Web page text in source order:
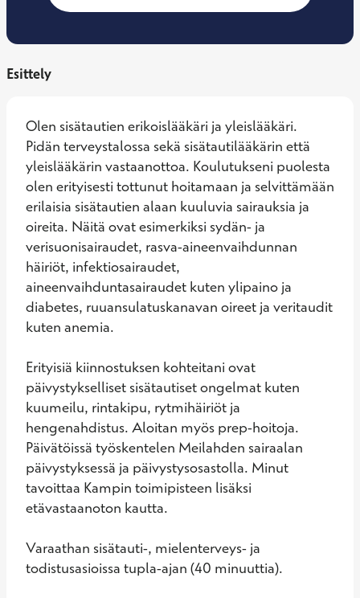
Esittely
Olen sisätautien erikoislääkäri ja yleislääkäri.
Pidän terveystalossa sekä sisätautilääkärin että
yleislääkärin vastaanottoa. Koulutukseni puolesta
olen erityisesti tottunut hoitamaan ja selvittämään
erilaisia sisätautien alaan kuuluvia sairauksia ja
oireita. Näitä ovat esimerkiksi sydän- ja
verisuonisairaudet, rasva-aineenvaihdunnan
häiriöt, infektiosairaudet,
aineenvaihduntasairaudet kuten ylipaino ja
diabetes, ruuansulatuskanavan oireet ja veritaudit
kuten anemia.
Erityisiä kiinnostuksen kohteitani ovat
päivystykselliset sisätautiset ongelmat kuten
kuumeilu, rintakipu, rytmihäiriöt ja
hengenahdistus. Aloitan myös prep-hoitoja.
Päivätöissä työskentelen Meilahden sairaalan
päivystyksessä ja päivystysosastolla. Minut
tavoittaa Kampin toimipisteen lisäksi
etävastaanoton kautta.
Varaathan sisätauti-, mielenterveys- ja
todistusasioissa tupla-ajan (40 minuuttia).